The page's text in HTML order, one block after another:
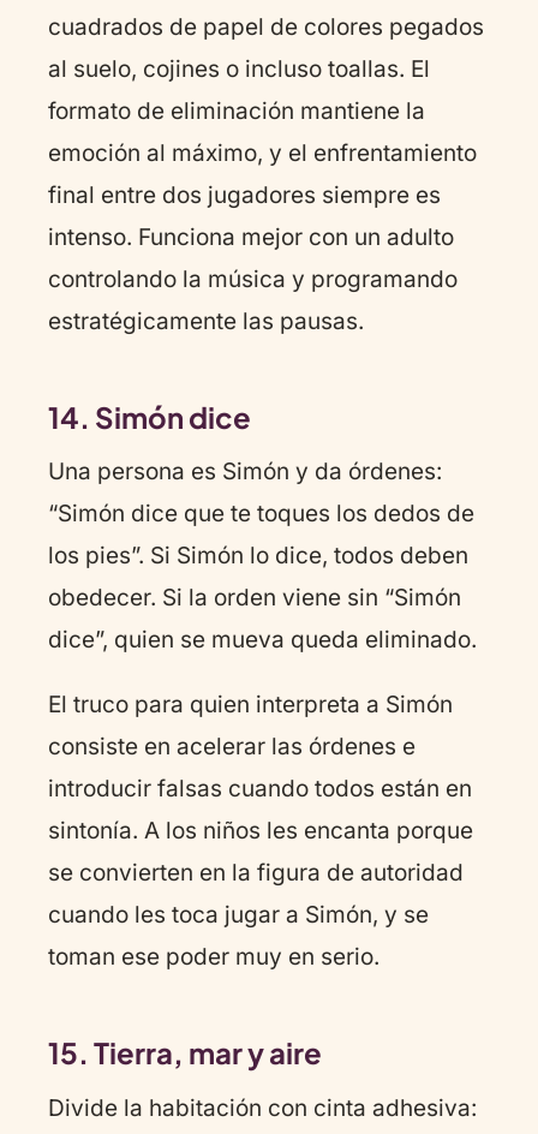
cuadrados de papel de colores pegados
al suelo, cojines o incluso toallas. El
formato de eliminación mantiene la
emoción al máximo, y el enfrentamiento
final entre dos jugadores siempre es
intenso. Funciona mejor con un adulto
controlando la música y programando
estratégicamente las pausas.
14. Simón dice
Una persona es Simón y da órdenes:
“Simón dice que te toques los dedos de
los pies”. Si Simón lo dice, todos deben
obedecer. Si la orden viene sin “Simón
dice”, quien se mueva queda eliminado.
El truco para quien interpreta a Simón
consiste en acelerar las órdenes e
introducir falsas cuando todos están en
sintonía. A los niños les encanta porque
se convierten en la figura de autoridad
cuando les toca jugar a Simón, y se
toman ese poder muy en serio.
15. Tierra, mar y aire
Divide la habitación con cinta adhesiva: